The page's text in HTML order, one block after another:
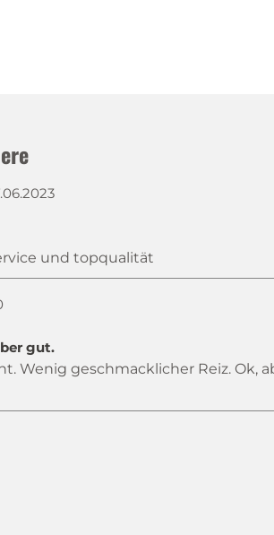
und topqualität
gut.
Wenig geschmacklicher Reiz. Ok,